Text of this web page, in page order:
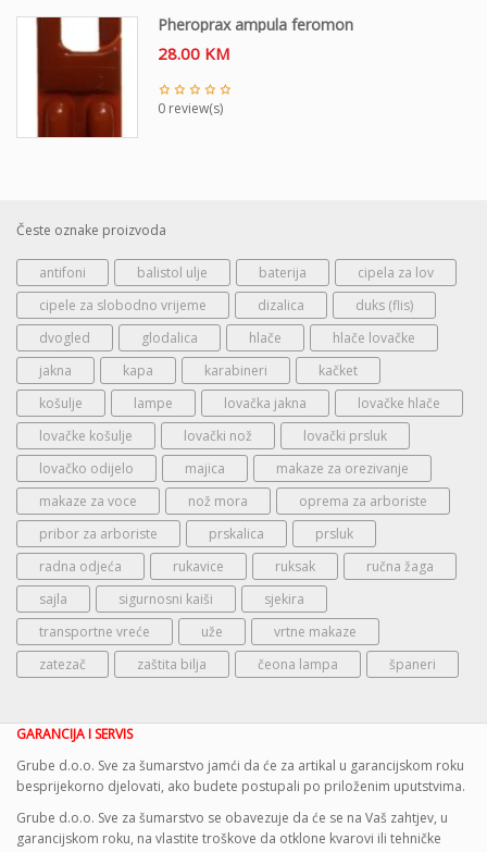
Pheroprax ampula feromon
28.00 KM
0 review(s)
Česte oznake proizvoda
antifoni balistol ulje baterija
cipela za lov
cipele za slobodno vrijeme
dizalica
duks (flis)
dvogled
glodalica hlače
hlače lovačke
jakna
kapa karabineri
kačket
košulje
lampe lovačka jakna
lovačke hlače
lovačke košulje
lovački nož
lovački prsluk
lovačko odijelo
majica
makaze za orezivanje
makaze za voce
nož mora
oprema za arboriste
pribor za arboriste
prskalica
prsluk
radna odjeća
rukavice ruksak
ručna žaga
sajla
sigurnosni kaiši
sjekira
transportne vreće
uže
vrtne makaze
zatezač
zaštita bilja čeona lampa španeri
GARANCIJA I SERVIS
Grube d.o.o. Sve za šumarstvo jamći da će za artikal u garancijskom roku
besprijekorno djelovati, ako budete postupali po priloženim uputstvima.
Grube d.o.o. Sve za šumarstvo se obavezuje da će se na Vaš zahtjev, u
garancijskom roku, na vlastite troškove da otklone kvarovi ili tehničke